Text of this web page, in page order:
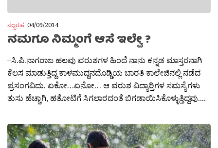
ನಲ್ಬರಹ 04/09/2014
ನಮಗೂ ನಿಮ್ಮಂಗೆ ಆಸೆ ಇಲ್ವೇ ?
–ಸಿ.ಪಿ.ನಾಗರಾಜ ಹಲವು ವರುಶಗಳ ಹಿಂದೆ ನಾನು ಕನ್ನಡ ಮಾಸ್ತರನಾಗಿ
ಕೆಲಸ ಮಾಡುತ್ತಿದ್ದ ಕಾಳಮುದ್ದನದೊಡ್ಡಿಯ ಬಾರತಿ ಕಾಲೇಜಿನಲ್ಲಿ ನಡೆದ
ಪ್ರಸಂಗವಿದು. ಏಕೋ…ಏನೋ… ಆ ವರುಶ ವಿದ್ಯಾರ‍್ತಿಗಳ ಸಮಸ್ಯೆಗಳು
ತುಸು ಹೆಚ್ಚಾಗಿ, ಹತೋಟಿಗೆ ಸಿಗಲಾರದಂತೆ ಬಿಗಡಾಯಿಸಿಕೊಳ್ಳುತ್ತಿದ್ದವು....